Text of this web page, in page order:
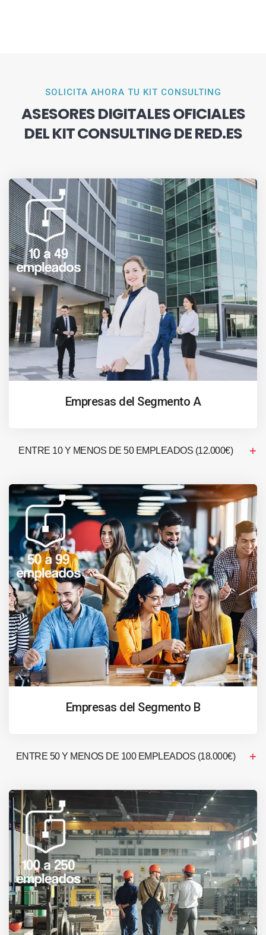
SOLICITA AHORA TU KIT CONSULTING
ASESORES DIGITALES OFICIALES
DEL KIT CONSULTING DE RED.ES
Empresas del Segmento A
ENTRE 10 Y MENOS DE 50 EMPLEADOS (12.000€)
Empresas del Segmento B
ENTRE 50 Y MENOS DE 100 EMPLEADOS (18.000€)